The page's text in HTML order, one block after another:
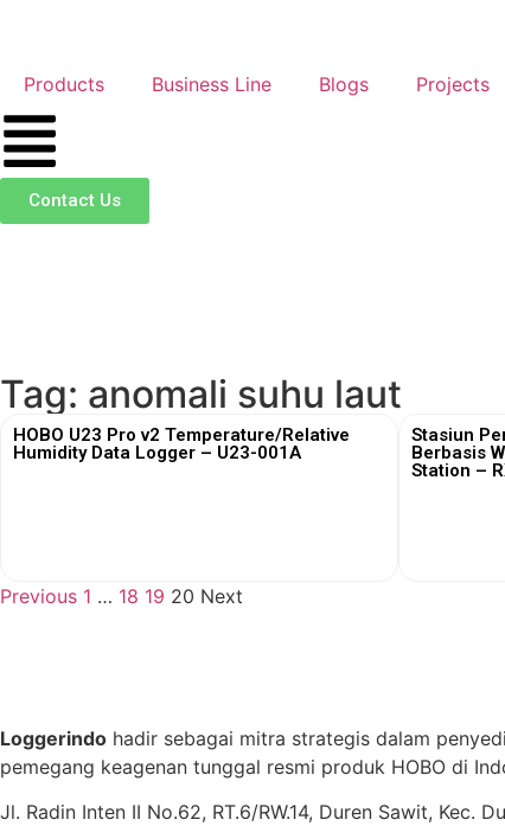
Products Business Line Blogs Projects
Contact Us
Tag: anomali suhu laut
HOBO U23 Pro v2 Temperature/Relative
Humidity Data Logger – U23-001A
Stasiun
Berbasis
Station –
Previous 1 … 18 19 20 Next
Loggerindo hadir sebagai mitra strategis dalam
pemegang keagenan tunggal resmi produk HOBO di
Jl. Radin Inten II No.62, RT.6/RW.14, Duren Sawit, Kec.